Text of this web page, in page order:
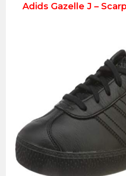
Adids Gazelle J –